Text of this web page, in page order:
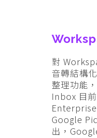
對
音轉結構
整理功能
Inbox 目
Google
出，